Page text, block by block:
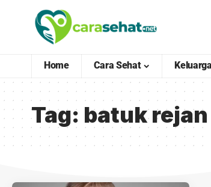
Home Cara Sehat
Tag: batuk rejan